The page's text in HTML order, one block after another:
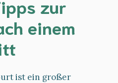
zur
einem
ist ein großer